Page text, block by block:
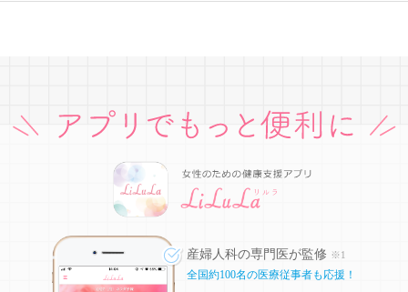
産婦人科の専門医が監修 ※1
全国約100名の医療従事者も応援！